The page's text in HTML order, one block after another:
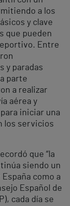
a los
y clave
que pueden
Entre
y paradas
parte
a realizar
aérea y
iniciar una
los servicios
que “la
siendo un
como a
Español de
cada día se